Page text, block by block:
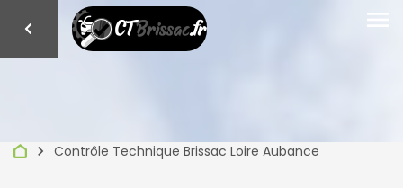
menu
keyboard_arrow_right Contrôle Technique Brissac Loire Aubance